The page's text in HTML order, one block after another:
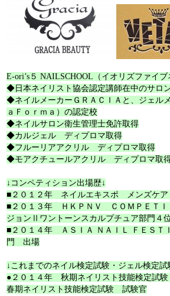
E-ori’s５ NAILSCHOOL（イオリズファイ
◆日本ネイリスト協会認定講師在中のサロ
◆ネイルメーカーＧＲＡＣＩＡと、ジェル
ａＦｏｒｍａ）の認定校
◆ネイルサロン衛生管理士免許取得
◆カルジェル ディプロマ取得
◆フルーリアアクリル ディプロマ取得
◆モアクチュールアクリル ディプロマ取
↓コンペティション出場歴↓
■２０１２年 ネイルエキスポ メンズケ
■２０１３年 ＨＫＰＮＶ ＣＯＭＰＥＴ
ジョンⅡワントーンスカルプチュア部門４
■２０１４年 ＡＳＩＡ ＮＡＩＬ ＦＥＳＴ
門 出場
↓これまでのネイル検定試験・ジェル検定試
●２０１４年 秋期ネイリスト技能検定試
春期ネイリスト技能検定試験 試験官